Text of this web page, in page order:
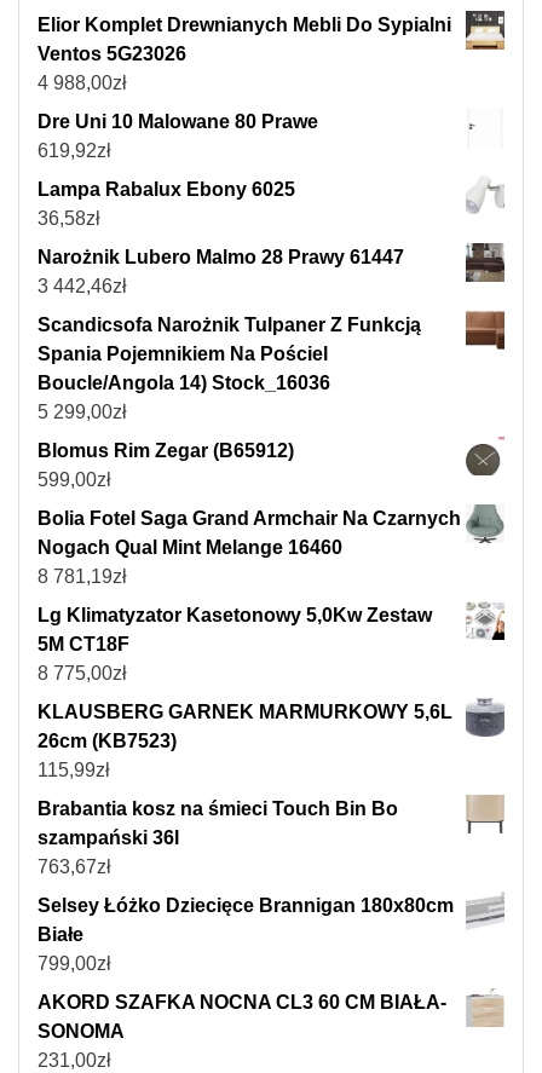
Elior Komplet Drewnianych Mebli Do Sypialni
Ventos 5G23026
4 988,00zł
Dre Uni 10 Malowane 80 Prawe
619,92zł
Lampa Rabalux Ebony 6025
36,58zł
Narożnik Lubero Malmo 28 Prawy 61447
3 442,46zł
Scandicsofa Narożnik Tulpaner Z Funkcją
Spania Pojemnikiem Na Pościel
Boucle/Angola 14) Stock_16036
5 299,00zł
Blomus Rim Zegar (B65912)
599,00zł
Bolia Fotel Saga Grand Armchair Na Czarnych
Nogach Qual Mint Melange 16460
8 781,19zł
Lg Klimatyzator Kasetonowy 5,0Kw Zestaw
5M CT18F
8 775,00zł
KLAUSBERG GARNEK MARMURKOWY 5,6L
26cm (KB7523)
115,99zł
Brabantia kosz na śmieci Touch Bin Bo
szampański 36l
763,67zł
Selsey Łóżko Dziecięce Brannigan 180x80cm
Białe
799,00zł
AKORD SZAFKA NOCNA CL3 60 CM BIAŁA-
SONOMA
231,00zł